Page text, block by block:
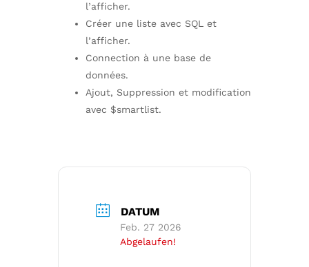
l’afficher.
Créer une liste avec SQL et
l’afficher.
Connection à une base de
données.
Ajout, Suppression et modification
avec $smartlist.
DATUM
Feb. 27 2026
Abgelaufen!